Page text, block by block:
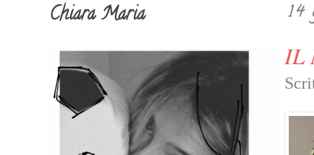
14
IL
Chiara Maria